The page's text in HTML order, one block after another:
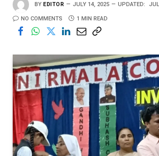
BY EDITOR JULY 14, 2025 UPDATED:
NO COMMENTS 1 MIN READ